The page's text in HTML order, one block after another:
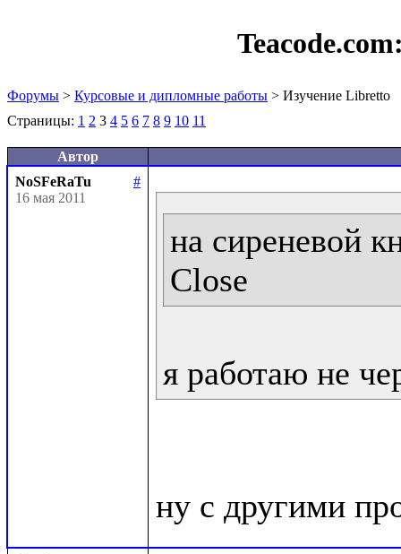
Форумы > Курсовые и дипломные работы > Изучение Libretto
Страницы: 1 2 3 4 5 6 7 8 9 10 11
Автор
NoSFeRaTu
#
16 мая 2011
на сиреневой
Close
я работаю не